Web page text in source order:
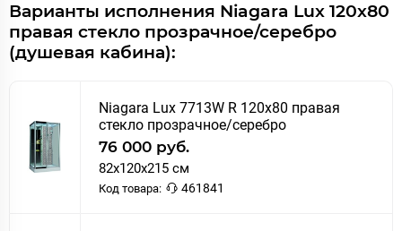
Варианты исполнения Niagara Lux 120x80
правая стекло прозрачное/серебро
(душевая кабина):
Niagara Lux 7713W R 120x80 правая
стекло прозрачное/серебро
76 000 руб.
82x120x215 см
Код товара: 461841